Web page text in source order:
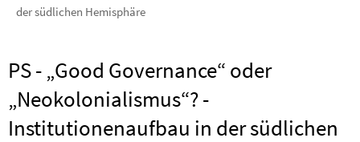
der südlichen Hemisphäre
PS - „Good Governance“ oder
„Neokolonialismus“? -
Institutionenaufbau in der südlichen